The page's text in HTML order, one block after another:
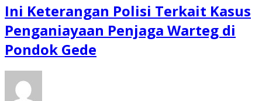
Ini Keterangan Polisi Terkait Kasus
Penganiayaan Penjaga Warteg di
Pondok Gede